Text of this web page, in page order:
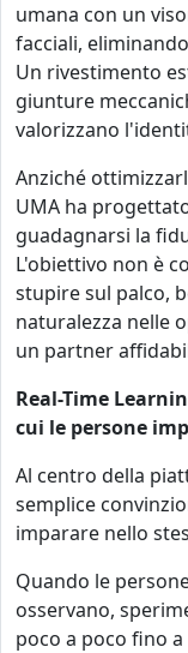
umana con un
facciali,
Un rivestimento
giunture
valorizzano
Anziché
UMA ha
guadagnarsi la
L'obiettivo non è
stupire sul palco,
naturalezza nelle
un partner
Real-Time
cui le persone
Al centro della
semplice
imparare nello
Quando le
osservano,
poco a poco fino